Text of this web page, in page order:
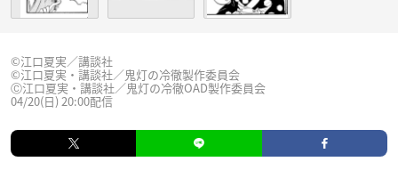
©江口夏実／講談社
©江口夏実・講談社／鬼灯の冷徹製作委員会
Ⓒ江口夏実・講談社／鬼灯の冷徹OAD製作委員会
04/20(日) 20:00配信